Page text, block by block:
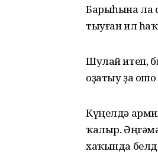
Барыһына ла
тыуған ил
Шулай итеп,
оҙатыу ҙа
Күңелдә
ҡалыр.
хаҡында